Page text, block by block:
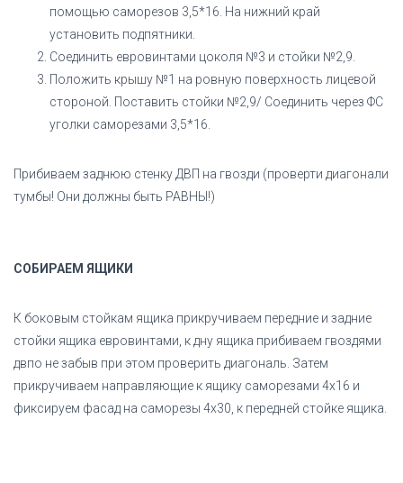
помощью саморезов 3,5*16. На нижний край
установить подпятники.
Соединить евровинтами цоколя №3 и стойки №2,9.
Положить крышу №1 на ровную поверхность лицевой
стороной. Поставить стойки №2,9/ Соединить через ФС
уголки саморезами 3,5*16.
Прибиваем заднюю стенку ДВП на гвозди (проверти диагонали
тумбы! Они должны быть РАВНЫ!)
СОБИРАЕМ ЯЩИКИ
К боковым стойкам ящика прикручиваем передние и задние
стойки ящика евровинтами, к дну ящика прибиваем гвоздями
двпо не забыв при этом проверить диагональ. Затем
прикручиваем направляющие к ящику саморезами 4х16 и
фиксируем фасад на саморезы 4х30, к передней стойке ящика.